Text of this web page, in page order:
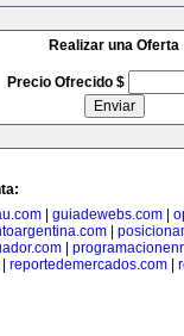
Realizar una Oferta
Precio Ofrecido $
| guiadewebs.com|
|
reportedemercados.com